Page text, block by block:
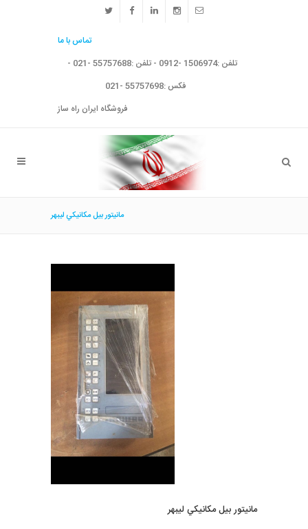
تماس با ما
تلفن :1506974 -0912 - تلفن :55757688 -021 -
فکس :55757698 -021
فروشگاه ایران راه ساز
مانيتور بيل مكانيكي ليبهر
مانيتور بيل مكانيكي ليبهر